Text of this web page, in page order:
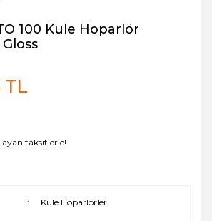
100 Kule Hoparlör
TL
taksitlerle!
Kule Hoparlörler